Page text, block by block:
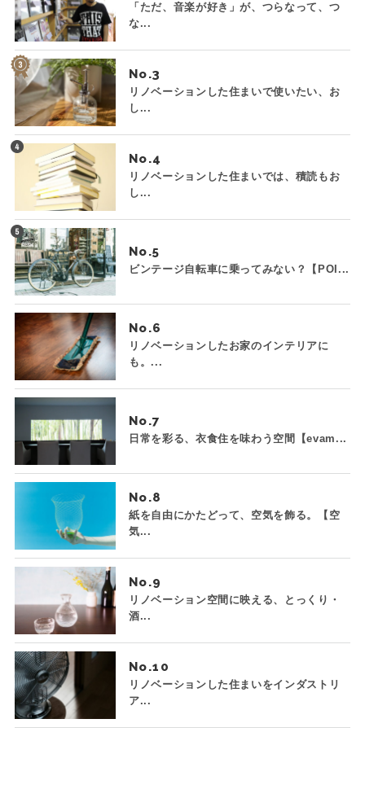
「ただ、音楽が好き」が、つらなって、つ
な...
No.
リノベーションした住まいで使いたい、お
し...
No.
リノベーションした住まいでは、積読もお
し...
No.
ビンテージ自転車に乗ってみない？【POI...
No.
リノベーションしたお家のインテリアに
も。...
No.
日常を彩る、衣食住を味わう空間【evam...
No.
紙を自由にかたどって、空気を飾る。【空
気...
No.
リノベーション空間に映える、とっくり・
酒...
No.
リノベーションした住まいをインダストリ
ア...